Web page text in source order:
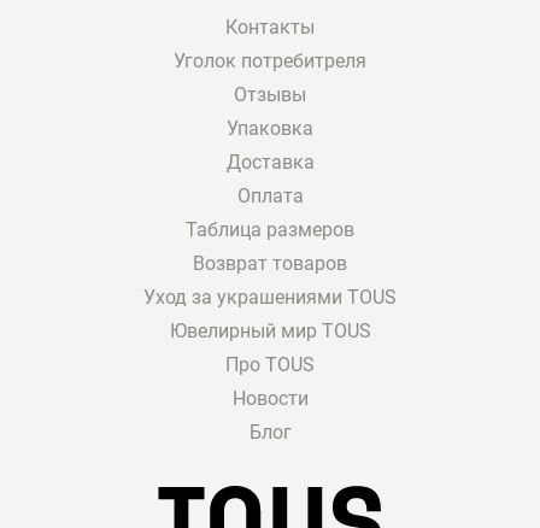
мужчине, вы сможете подобрать такое
украшение, которое будет хорошо
смотреться со многими другими правильно
ювелирными изделиями
аксессуарами. Например, в нашем
каталоге вы найдете браслеты из:
Заметим, что некоторые мужские браслеты
на руку могут быть инкрустированы
покрытием из 18 каратного золота.
Контакты
Уголок потребитреля
Отзывы
Упаковка
Доставка
Оплата
Таблица размеров
Возврат товаров
Уход за украшениями TOUS
Ювелирный мир TOUS
Про TOUS
Новости
Блог